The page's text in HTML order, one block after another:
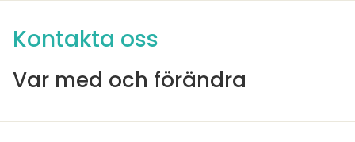
Kontakta oss
Var med och förändra